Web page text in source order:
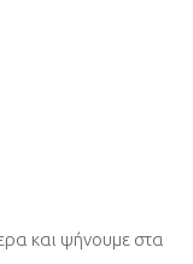
και ψήνουμε στα